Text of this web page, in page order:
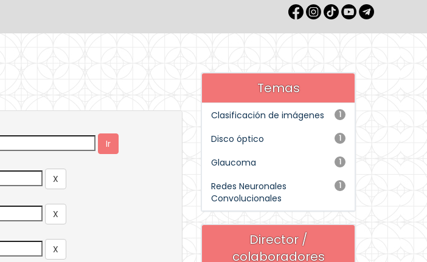
Temas
1
Clasificación de imágenes
1
Disco óptico
1
Glaucoma
1
Redes Neuronales
Convolucionales
Director /
colaboradores